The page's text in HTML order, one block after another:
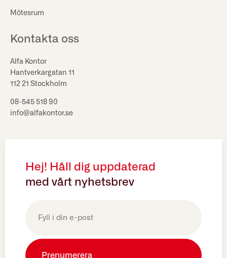
Mötesrum
Kontakta oss
Alfa Kontor
Hantverkargatan 11
112 21 Stockholm
08-545 518 90
info@alfakontor.se
Hej! Håll dig uppdaterad
med vårt nyhetsbrev
(Obligatoriskt)